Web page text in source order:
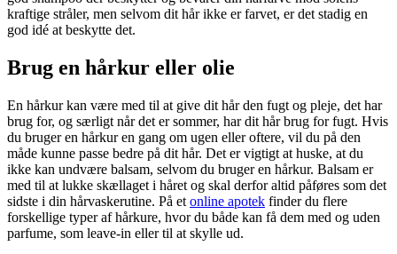
kraftige stråler, men selvom dit hår ikke er farvet, er det stadig en
god idé at beskytte det.
Brug en hårkur eller olie
En hårkur kan være med til at give dit hår den fugt og pleje, det har
brug for, og særligt når det er sommer, har dit hår brug for fugt. Hvis
du bruger en hårkur en gang om ugen eller oftere, vil du på den
måde kunne passe bedre på dit hår. Det er vigtigt at huske, at du
ikke kan undvære balsam, selvom du bruger en hårkur. Balsam er
med til at lukke skællaget i håret og skal derfor altid påføres som det
sidste i din hårvaskerutine. På et online apotek finder du flere
forskellige typer af hårkure, hvor du både kan få dem med og uden
parfume, som leave-in eller til at skylle ud.